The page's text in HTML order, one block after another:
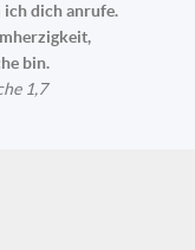
ich dich anrufe.
bin.
1,7